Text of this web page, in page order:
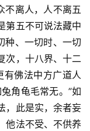
不离人，人不离五
第五不可说法藏中
种、一切时、一切
次，十八界、十二
有佛法中方广道人
角龟毛常无。”如
，此是实，余者妄
他法不受、不供养